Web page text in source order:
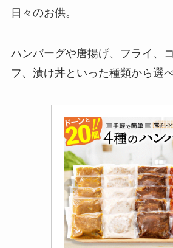
日々のお供。
ハンバーグや唐揚げ、フライ、
フ、漬け丼といった種類から選